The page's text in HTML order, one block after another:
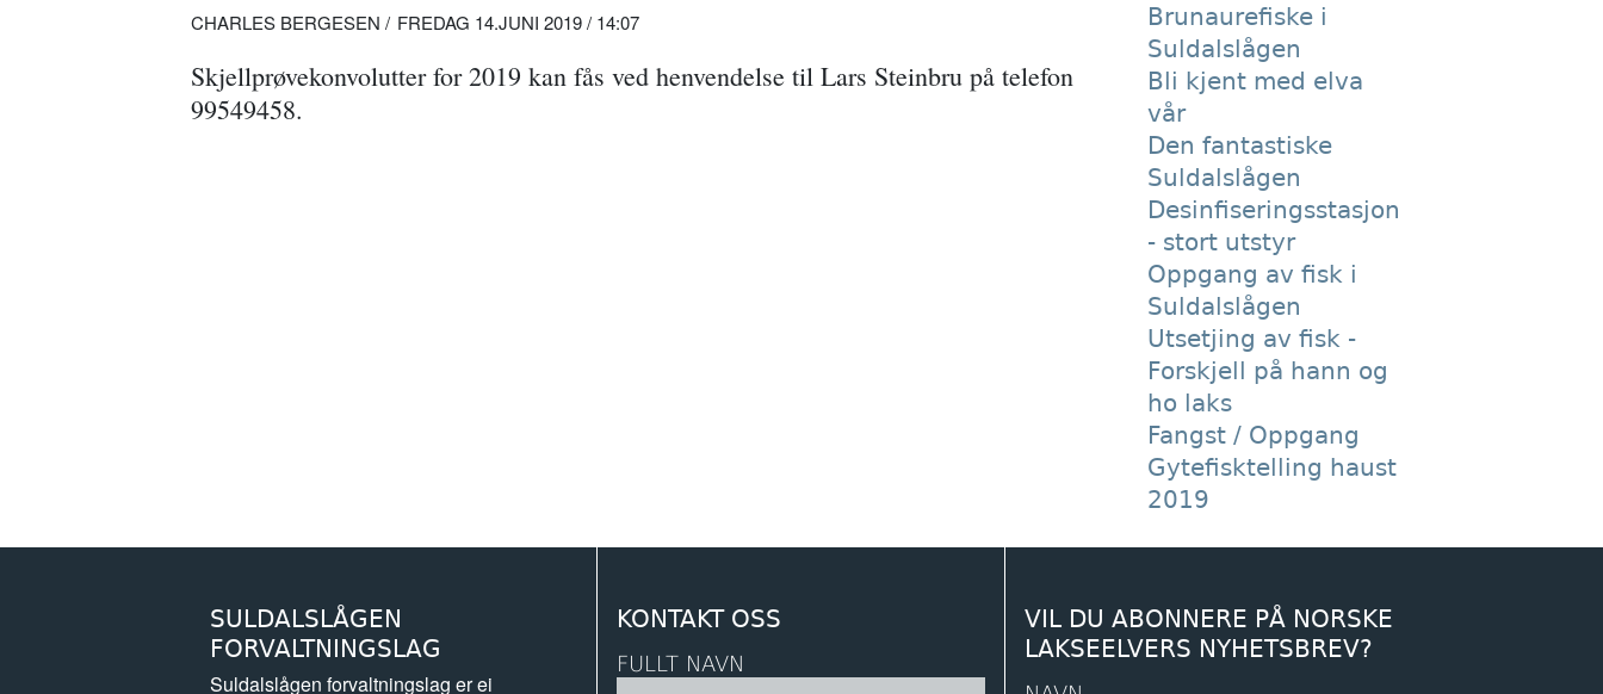
CHARLES BERGESEN FREDAG 14.JUNI 2019 / 14:07
Skjellprøvekonvolutter for 2019 kan fås ved henvendelse til Lars Steinbru på telefon
99549458.
Brunaurefiske i
Suldalslågen
Bli kjent med elva
vår
Den fantastiske
Suldalslågen
Desinfiseringsstasjon
- stort utstyr
Oppgang av fisk i
Suldalslågen
Utsetjing av fisk -
Forskjell på hann og
ho laks
Fangst / Oppgang
Gytefisktelling haust
2019
SULDALSLÅGEN
FORVALTNINGSLAG
Suldalslågen forvaltningslag er ei
KONTAKT OSS
FULLT NAVN
VIL DU ABONNERE PÅ NORSKE
LAKSEELVERS NYHETSBREV?